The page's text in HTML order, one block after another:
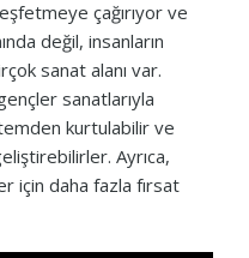
çağırıyor ve
değil, insanların
sanat alanı var.
sanatlarıyla
kurtulabilir ve
Ayrıca,
için daha fazla fırsat